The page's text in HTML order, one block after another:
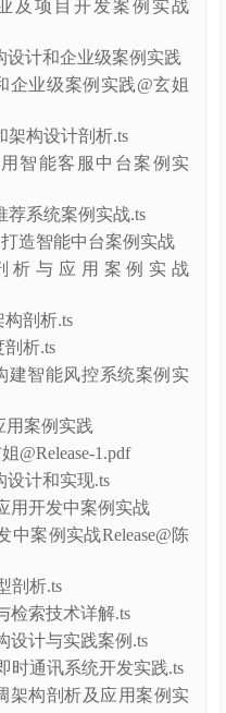
企业及项目开发案例实
及项目开发案例实战
计和企业级案例实践
企业级案例实践@玄姐
构设计剖析.ts
智能客服中台案例实
系统案例实战.ts
造智能中台案例实战
析与应用案例实战
构剖析.ts
析.ts
建智能风控系统案例实
用案例实践
@Release-1.pdf
设计和实现.ts
开发中案例实战
案例实战Release@陈
剖析.ts
检索技术详解.ts
设计与实践案例.ts